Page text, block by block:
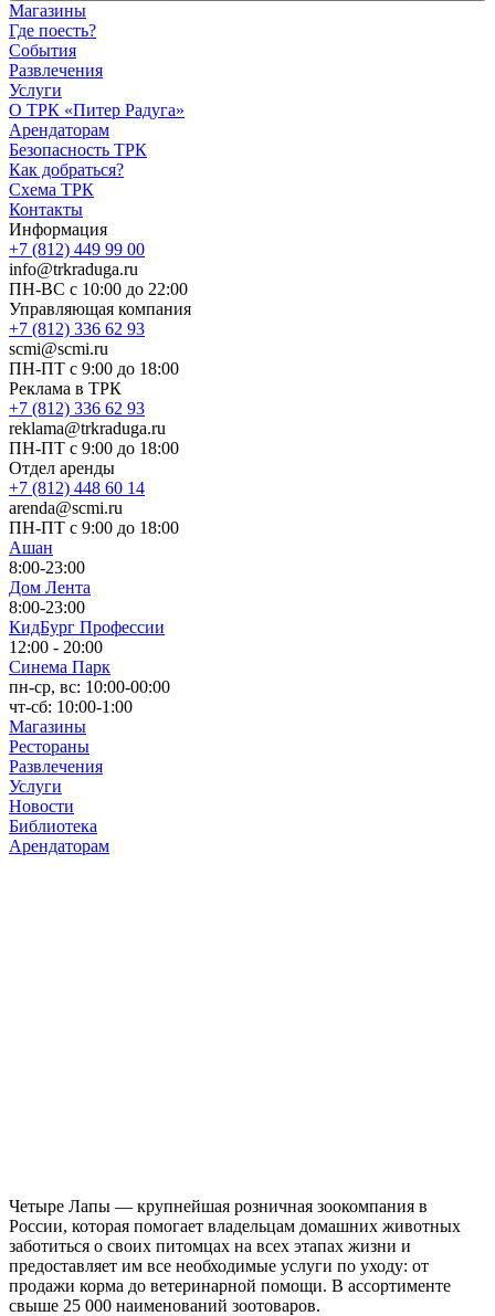
Магазины
Где поесть?
События
Развлечения
Услуги
О ТРК «Питер Радуга»
Арендаторам
Безопасность ТРК
Как добраться?
Схема ТРК
Контакты
Информация
+7 (812) 449 99 00
info@trkraduga.ru
ПН-ВС с 10:00 до 22:00
Управляющая компания
+7 (812) 336 62 93
scmi@scmi.ru
ПН-ПТ с 9:00 до 18:00
Реклама в ТРК
+7 (812) 336 62 93
reklama@trkraduga.ru
ПН-ПТ с 9:00 до 18:00
Отдел аренды
+7 (812) 448 60 14
arenda@scmi.ru
ПН-ПТ с 9:00 до 18:00
Ашан
8:00-23:00
Дом Лента
8:00-23:00
КидБург Профессии
12:00 - 20:00
Синема Парк
пн-ср, вс: 10:00-00:00
чт-сб: 10:00-1:00
Магазины
Рестораны
Развлечения
Услуги
Новости
Библиотека
Арендаторам
Четыре Лапы — крупнейшая розничная зоокомпания в
России, которая помогает владельцам домашних животных
заботиться о своих питомцах на всех этапах жизни и
предоставляет им все необходимые услуги по уходу: от
продажи корма до ветеринарной помощи. В ассортименте
свыше 25 000 наименований зоотоваров.